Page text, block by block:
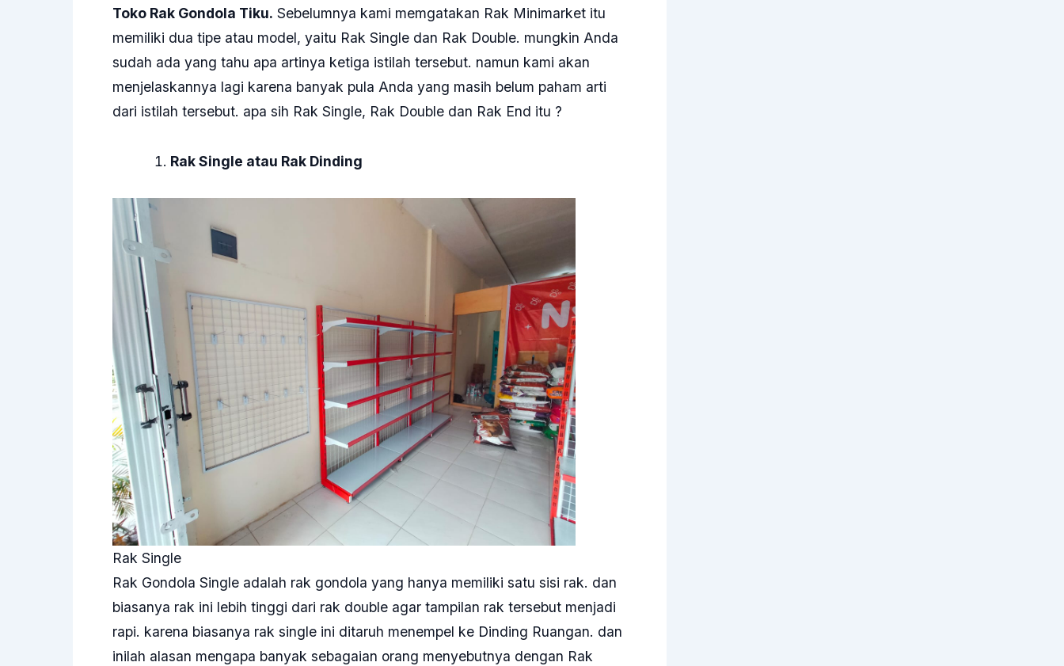
Toko Rak Gondola Tiku. Sebelumnya kami memgatakan Rak Minimarket itu
memiliki dua tipe atau model, yaitu Rak Single dan Rak Double. mungkin Anda
sudah ada yang tahu apa artinya ketiga istilah tersebut. namun kami akan
menjelaskannya lagi karena banyak pula Anda yang masih belum paham arti
dari istilah tersebut. apa sih Rak Single, Rak Double dan Rak End itu ?
Rak Single atau Rak Dinding
Rak Single
Rak Gondola Single adalah rak gondola yang hanya memiliki satu sisi rak. dan
biasanya rak ini lebih tinggi dari rak double agar tampilan rak tersebut menjadi
rapi. karena biasanya rak single ini ditaruh menempel ke Dinding Ruangan. dan
inilah alasan mengapa banyak sebagaian orang menyebutnya dengan Rak